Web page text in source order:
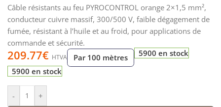
Câble résistants au feu PYROCONTROL orange 2×1,5 mm²,
conducteur cuivre massif, 300/500 V, faible dégagement de
fumée, résistant à l’huile et au froid, pour applications de
commande et sécurité.
209.77€ HTVA Par 100 mètres
5900 en stock
5900 en stock
- +